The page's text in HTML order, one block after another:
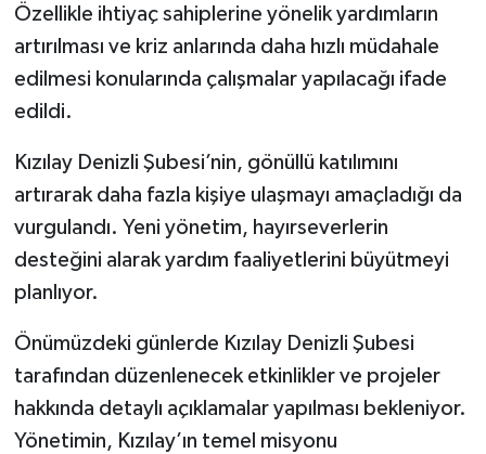
Özellikle ihtiyaç sahiplerine yönelik yardımların
artırılması ve kriz anlarında daha hızlı müdahale
edilmesi konularında çalışmalar yapılacağı ifade
edildi.
Kızılay Denizli Şubesi’nin, gönüllü katılımını
artırarak daha fazla kişiye ulaşmayı amaçladığı da
vurgulandı. Yeni yönetim, hayırseverlerin
desteğini alarak yardım faaliyetlerini büyütmeyi
planlıyor.
Önümüzdeki günlerde Kızılay Denizli Şubesi
tarafından düzenlenecek etkinlikler ve projeler
hakkında detaylı açıklamalar yapılması bekleniyor.
Yönetimin, Kızılay’ın temel misyonu